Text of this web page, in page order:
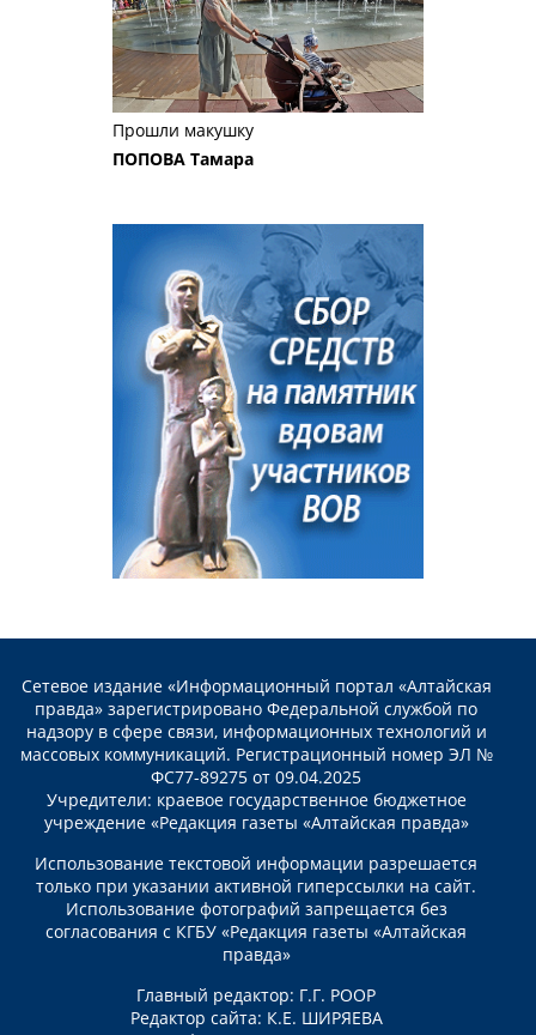
Прошли макушку
ПОПОВА Тамара
Сетевое издание «Информационный портал «Алтайская
правда» зарегистрировано Федеральной службой по
надзору в сфере связи, информационных технологий и
массовых коммуникаций. Регистрационный номер ЭЛ №
ФС77-89275 от 09.04.2025
Учредители: краевое государственное бюджетное
учреждение «Редакция газеты «Алтайская правда»
Использование текстовой информации разрешается
только при указании активной гиперссылки на сайт.
Использование фотографий запрещается без
согласования с КГБУ «Редакция газеты «Алтайская
правда»
Главный редактор: Г.Г. РООР
Редактор сайта: К.Е. ШИРЯЕВА